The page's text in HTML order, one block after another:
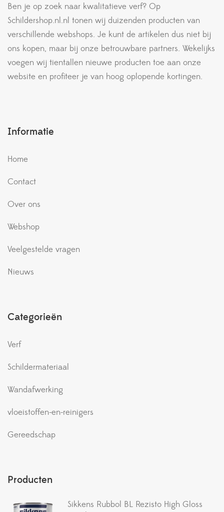
Ben je op zoek naar kwalitatieve verf? Op
Schildershop.nl.nl tonen wij duizenden producten van
verschillende webshops. Je kunt de artikelen dus niet bij
ons kopen, maar bij onze betrouwbare partners. Wekelijks
voegen wij tientallen nieuwe producten toe aan onze
website en profiteer je van hoog oplopende kortingen.
Informatie
Home
Contact
Over ons
Webshop
Veelgestelde vragen
Nieuws
Categorieën
Verf
Schildermateriaal
Wandafwerking
vloeistoffen-en-reinigers
Gereedschap
Producten
Sikkens Rubbol BL Rezisto High Gloss